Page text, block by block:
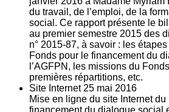
du travail, de l’emploi, de la
social. Ce rapport présente le
au premier semestre 2015 des
n° 2015-87, à savoir : les
Fonds pour le financement du
l’AGFPN, les missions du
premières répartitions, etc.
Site Internet 25 mai 2016
Mise en ligne du site Internet